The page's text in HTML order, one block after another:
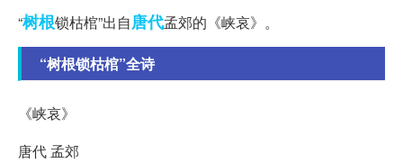
“树根锁枯棺”出自唐代孟郊的《峡哀》。
“树根锁枯棺”全诗
《峡哀》
唐代 孟郊